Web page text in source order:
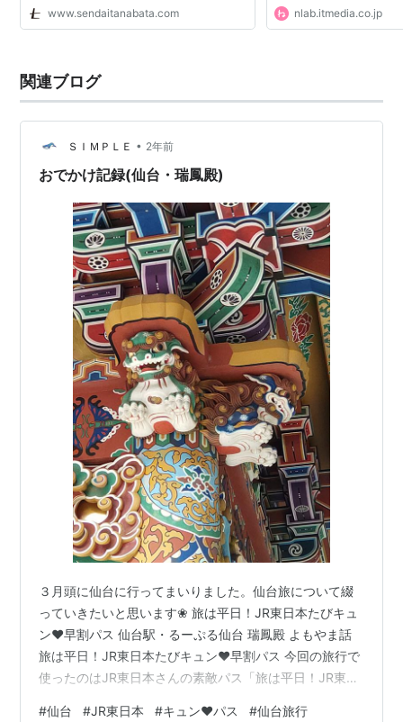
www.sendaitanabata.com nlab.itmedia.co.jp
関連ブログ
ＳＩＭＰＬＥ • 2年前
おでかけ記録(仙台・瑞鳳殿)
３月頭に仙台に行ってまいりました。仙台旅について綴
っていきたいと思います❀ 旅は平日！JR東日本たびキュ
ン♥早割パス 仙台駅・るーぷる仙台 瑞鳳殿 よもやま話
旅は平日！JR東日本たびキュン♥早割パス 今回の旅行で
使ったのはJR東日本さんの素敵パス「旅は平日！JR東日
#仙台 #JR東日本 #キュン♥パス #仙台旅行